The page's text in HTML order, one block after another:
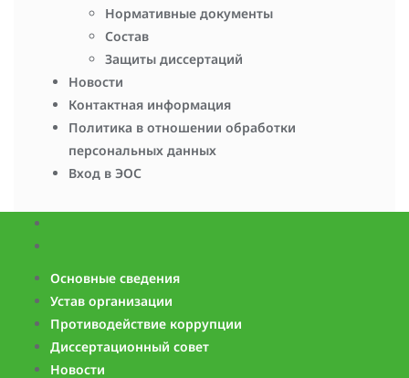
Нормативные документы
Состав
Защиты диссертаций
Новости
Контактная информация
Политика в отношении обработки
персональных данных
Вход в ЭОС
Основные сведения
Устав организации
Противодействие коррупции
Диссертационный совет
Новости